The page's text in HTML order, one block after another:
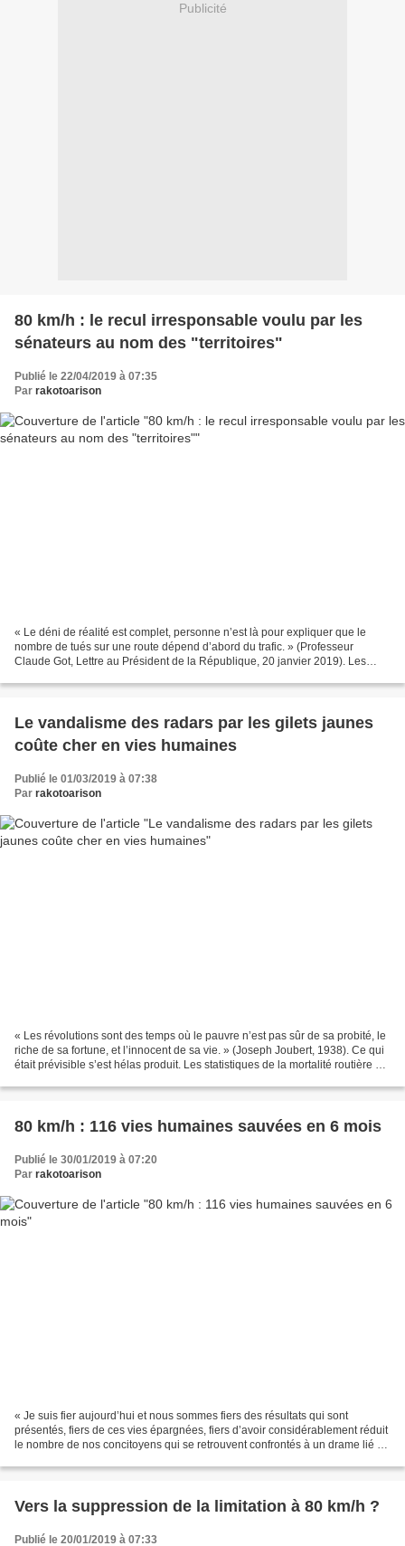
Publicité
80 km/h : le recul irresponsable voulu par les
sénateurs au nom des "territoires"
Publié le 22/04/2019 à 07:35
Par rakotoarison
« Le déni de réalité est complet, personne n’est là pour expliquer que le
nombre de tués sur une route dépend d’abord du trafic. » (Professeur
Claude Got, Lettre au Président de la République, 20 janvier 2019). Les
Le vandalisme des radars par les gilets jaunes
coûte cher en vies humaines
Publié le 01/03/2019 à 07:38
Par rakotoarison
« Les révolutions sont des temps où le pauvre n’est pas sûr de sa probité, le
riche de sa fortune, et l’innocent de sa vie. » (Joseph Joubert, 1938). Ce qui
était prévisible s’est hélas produit. Les statistiques de la mortalité routière du
80 km/h : 116 vies humaines sauvées en 6 mois
Publié le 30/01/2019 à 07:20
Par rakotoarison
« Je suis fier aujourd’hui et nous sommes fiers des résultats qui sont
présentés, fiers de ces vies épargnées, fiers d’avoir considérablement réduit
le nombre de nos concitoyens qui se retrouvent confrontés à un drame lié à
Vers la suppression de la limitation à 80 km/h ?
Publié le 20/01/2019 à 07:33